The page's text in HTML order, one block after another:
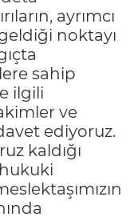
ayrımcı
noktayı
sahip
ilgili
ve
ediyoruz.
kaldığı